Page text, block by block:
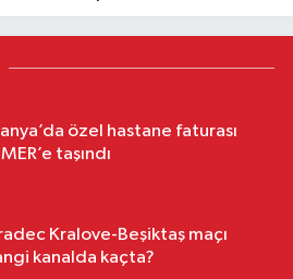
özel hastane faturası
taşındı
Kralove-Beşiktaş maçı
kanalda kaçta?